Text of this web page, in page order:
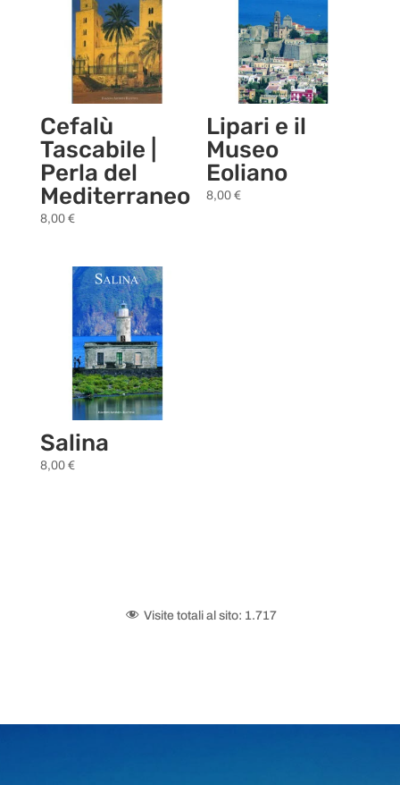
Cefalù
Tascabile |
Perla del
Mediterraneo
8,00 €
Lipari e il
Museo
Eoliano
8,00€
Salina
8,00 €
Visite totali al sito: 1.717